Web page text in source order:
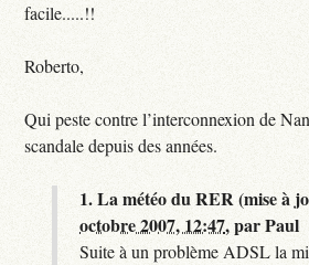
facile.....!!
Roberto,
Qui peste contre l’interconnexion de
scandale depuis des années.
1.La météo du RER (mise à
octobre 2007, 12:47,parPaul
Suite à un problème ADSL la